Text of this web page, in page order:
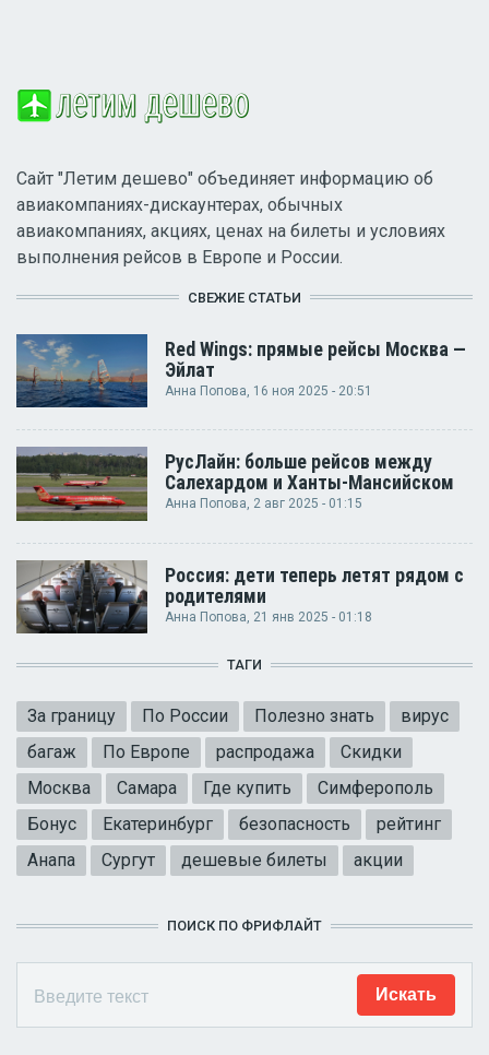
Сайт "Летим дешево" объединяет информацию об
авиакомпаниях-дискаунтерах, обычных
авиакомпаниях, акциях, ценах на билеты и условиях
выполнения рейсов в Европе и России.
СВЕЖИЕ СТАТЬИ
Red Wings: прямые рейсы Москва —
Эйлат
Анна Попова , 16 ноя 2025 - 20:51
РусЛайн: больше рейсов между
Салехардом и Ханты-Мансийском
Анна Попова, 2 авг 2025 - 01:15
Россия: дети теперь летят рядом с
родителями
Анна Попова , 21 янв 2025 - 01:18
ТАГИ
За границу По России Полезно знать
вирус
багаж
По Европе распродажа
Скидки
Москва
Самара Где купить
Симферополь
Бонус
Екатеринбург безопасность
рейтинг
Анапа
Сургут дешевые билеты акции
ПОИСК ПО ФРИФЛАЙТ